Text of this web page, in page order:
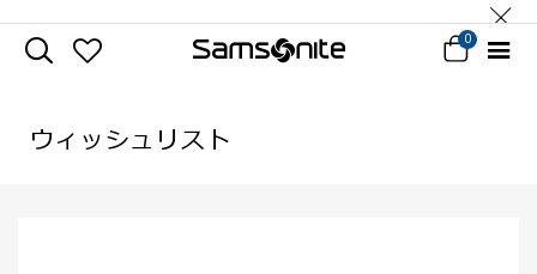
0
ウィッシュリスト